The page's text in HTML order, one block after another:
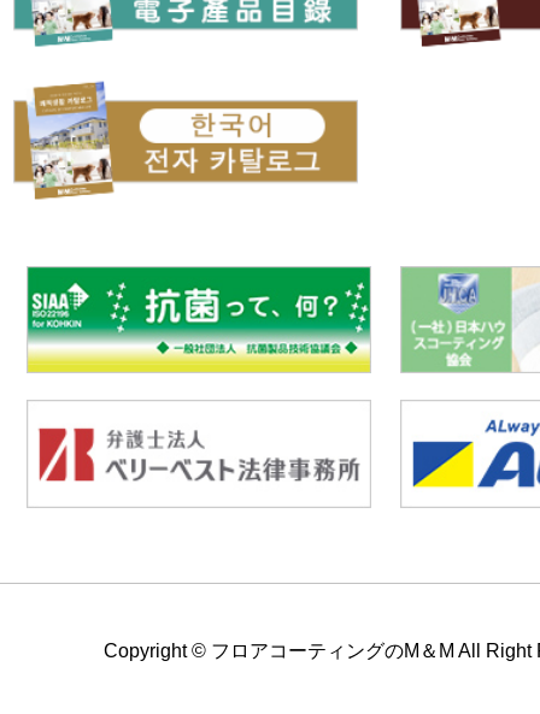
Copyright © フロアコーティングのM＆M All Right